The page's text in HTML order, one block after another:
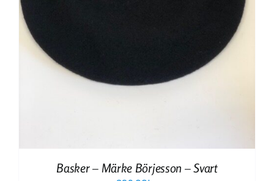
Basker – Märke Börjesson – Svart